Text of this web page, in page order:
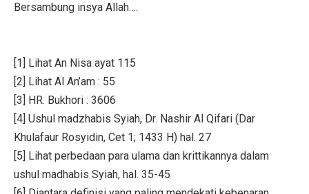
Bersambung insya Allah….
[1] Lihat An Nisa ayat 115
[2] Lihat Al An’am : 55
[3] HR. Bukhori : 3606
[4] Ushul madzhabis Syiah, Dr. Nashir Al Qifari (Dar
Khulafaur Rosyidin, Cet 1; 1433 H) hal. 27
[5] Lihat perbedaan para ulama dan krittikannya dalam
ushul madhabis Syiah, hal. 35-45